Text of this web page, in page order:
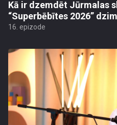
Kā ir dzemdēt Jūrmalas
“Superbēbītes 2026”
16. epizode